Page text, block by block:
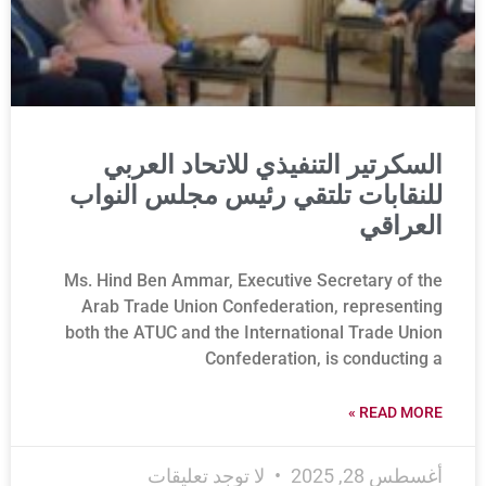
السكرتير التنفيذي للاتحاد العربي
للنقابات تلتقي رئيس مجلس النواب
العراقي
Ms. Hind Ben Ammar, Executive Secretary of the
Arab Trade Union Confederation, representing
both the ATUC and the International Trade Union
Confederation, is conducting a
READ MORE »
أغسطس 28, 2025 لا توجد تعليقات